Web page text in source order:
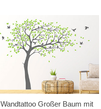
Wandtattoo Großer Baum mit